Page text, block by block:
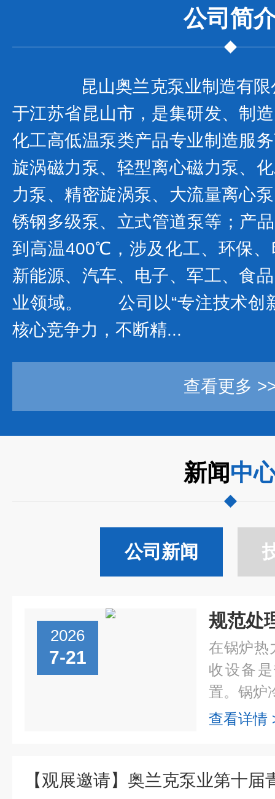
公司 简
昆山奥兰克泵业制造有限
于江苏省昆山市，是集研发、制
化工高低温泵类产品专业制造
旋涡磁力泵、轻型离心磁力泵、
力泵、精密旋涡泵、大流量离心
锈钢多级泵、立式管道泵等；产
到高温400℃，涉及化工、环保
新能源、汽车、电子、军工、食
业领域。 公司以“专注技术创
核心竞争力，不断精...
查看更多
新闻中
公司新闻
2026
7-21
在锅炉热
收设备
置。锅炉
查看详情